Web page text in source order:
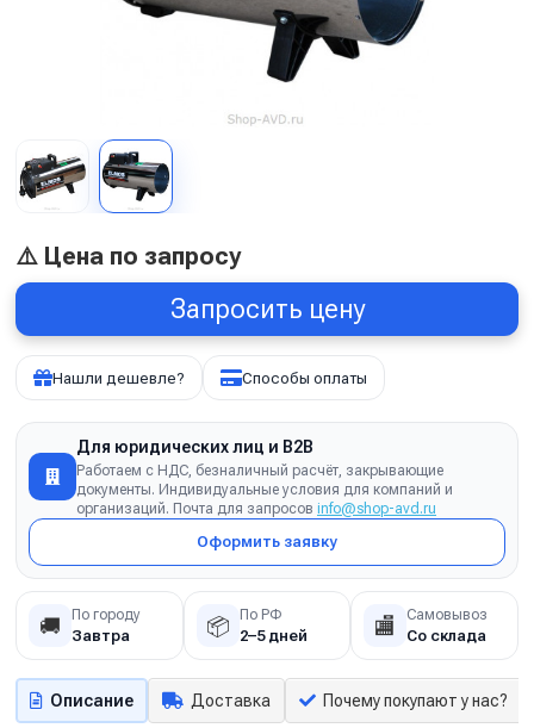
⚠️ Цена по запросу
Запросить цену
Нашли дешевле? Способы оплаты
Для юридических лиц и B2B
Работаем с НДС, безналичный расчёт, закрывающие
документы. Индивидуальные условия для компаний и
организаций. Почта для запросов info@shop-avd.ru
Оформить заявку
🚚 По городу
Завтра 📦 По РФ
2–5 дней 🏬 Самовывоз
Со склада
Описание Доставка Почему покупают у нас?